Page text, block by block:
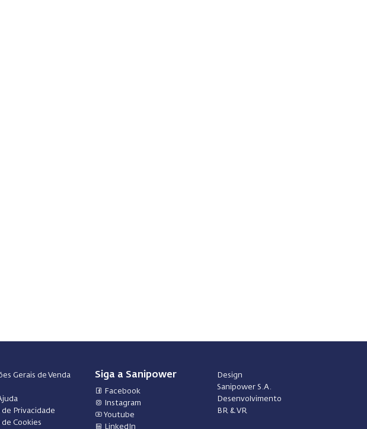
Gerais de Venda
de Privacidade
de Cookies
Siga a Sanipower
Facebook
Instagram
Youtube
LinkedIn
Design
Sanipower S.A.
Desenvolvimento
BR & VR